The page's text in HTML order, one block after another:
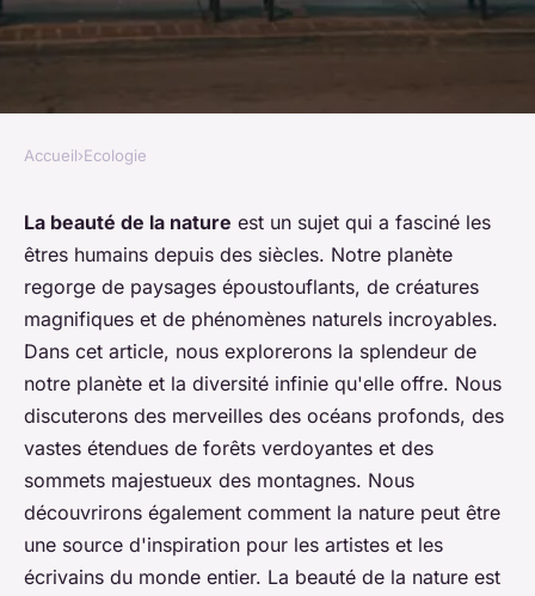
Émerveillez-vous devant la
splendeur de notre planète en
découvrant la beauté de la
nature
5 min de lecture
Accueil›Ecologie
La beauté de la nature est un sujet qui a fasciné les
êtres humains depuis des siècles. Notre planète
regorge de paysages époustouflants, de créatures
magnifiques et de phénomènes naturels incroyables.
Dans cet article, nous explorerons la splendeur de
notre planète et la diversité infinie qu'elle offre. Nous
discuterons des merveilles des océans profonds, des
vastes étendues de forêts verdoyantes et des
sommets majestueux des montagnes. Nous
découvrirons également comment la nature peut être
une source d'inspiration pour les artistes et les
écrivains du monde entier. La beauté de la nature est